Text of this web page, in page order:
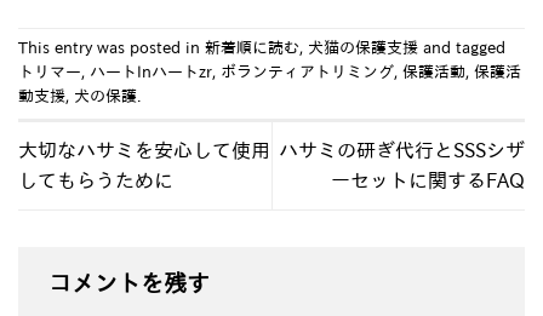
This entry was posted in 新着順に読む, 犬猫の保護支援 and tagged
トリマー, ハートInハートzr, ボランティアトリミング, 保護活動, 保護活
動支援, 犬の保護
大切なハサミを安心して使用
してもらうために
ハサミの研ぎ代行とSSSシザ
ーセットに関するFAQ
コメントを残す